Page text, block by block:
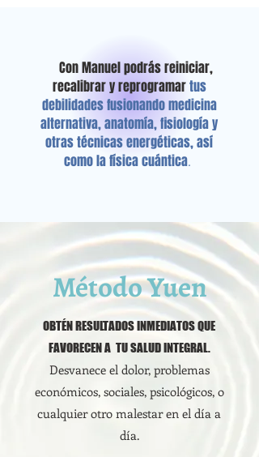
Con Manuel podrás reiniciar,
recalibrar y reprogramartus
debilidades fusionando medicina
alternativa, anatomía, fisiología y
otras técnicas energéticas, así
como la física cuántica.
Método Yuen
OBTÉN RESULTADOS INMEDIATOS QUE
FAVORECEN A TU SALUD INTEGRAL.
Desvanece el dolor, problemas
económicos, sociales, psicológicos, o
cualquier otro malestar en el día a
día.